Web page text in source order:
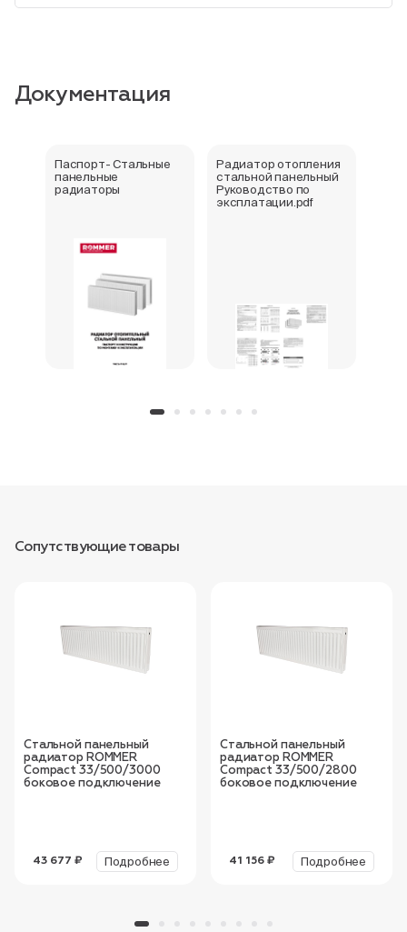
Документация
Паспорт- Стальные
панельные
радиаторы
Радиатор отопления
стальной панельный
Руководство по
эксплатации.pdf
Сопутствующие товары
Стальной панельный
радиатор ROMMER
Compact 33/500/3000
боковое подключение
43 677 ₽ Подробнее
Стальной панельный
радиатор ROMMER
Compact 33/500/2800
боковое подключение
41 156 ₽ Подробнее